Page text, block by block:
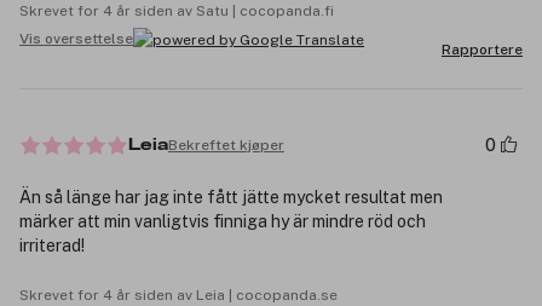
Skrevet for 4 år siden av Satu | cocopanda.fi
Vis oversettelse
Rapportere
LeiaBekreftet kjøper 0
Än så länge har jag inte fått jätte mycket resultat men
märker att min vanligtvis finniga hy är mindre röd och
irriterad!
Skrevet for 4 år siden av Leia | cocopanda.se